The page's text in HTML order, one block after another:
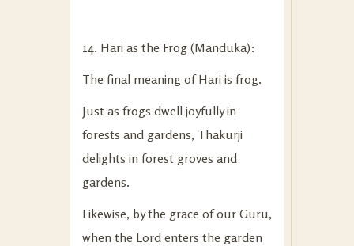
14. Hari as the Frog (Manduka):
The final meaning of Hari is frog.
Just as frogs dwell joyfully in
forests and gardens, Thakurji
delights in forest groves and
gardens.
Likewise, by the grace of our Guru,
when the Lord enters the garden